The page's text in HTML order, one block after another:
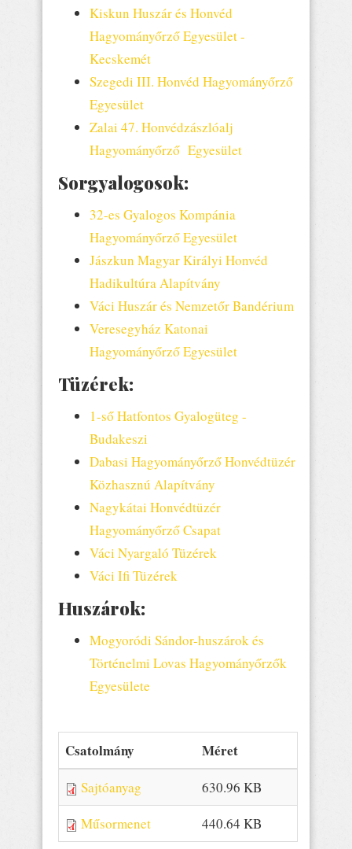
Kiskun Huszár és Honvéd
Hagyományőrző Egyesület -
Kecskemét
Szegedi III. Honvéd Hagyományőrző
Egyesület
Zalai 47. Honvédzászlóalj
Hagyományőrző Egyesület
Sorgyalogosok:
32-es Gyalogos Kompánia
Hagyományőrző Egyesület
Jászkun Magyar Királyi Honvéd
Hadikultúra Alapítvány
Váci Huszár és Nemzetőr Bandérium
Veresegyház Katonai
Hagyományőrző Egyesület
Tüzérek:
1-ső Hatfontos Gyalogüteg -
Budakeszi
Dabasi Hagyományőrző Honvédtüzér
Közhasznú Alapítvány
Nagykátai Honvédtüzér
Hagyományőrző Csapat
Váci Nyargaló Tüzérek
Váci Ifi Tüzérek
Huszárok:
Mogyoródi Sándor-huszárok és
Történelmi Lovas Hagyományőrzők
Egyesülete
Csatolmány Méret
Sajtóanyag
630.96 KB
Műsormenet
440.64 KB